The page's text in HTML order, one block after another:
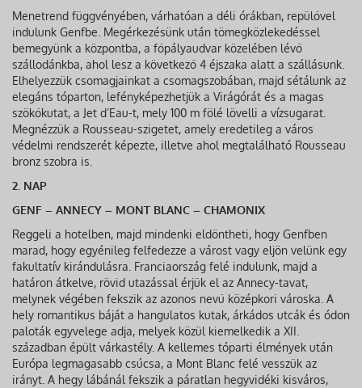
Menetrend függvényében, várhatóan a déli órákban, repülővel
indulunk Genfbe. Megérkezésünk után tömegközlekedéssel
bemegyünk a központba, a főpályaudvar közelében lévő
szállodánkba, ahol lesz a következő 4 éjszaka alatt a szállásunk.
Elhelyezzük csomagjainkat a csomagszobában, majd sétálunk az
elegáns tóparton, lefényképezhetjük a Virágórát és a magas
szökőkutat, a Jet d’Eau-t, mely 100 m fölé lövelli a vízsugarat.
Megnézzük a Rousseau-szigetet, amely eredetileg a város
védelmi rendszerét képezte, illetve ahol megtalálható Rousseau
bronz szobra is.
2. NAP
GENF – ANNECY – MONT BLANC – CHAMONIX
Reggeli a hotelben, majd mindenki eldöntheti, hogy Genfben
marad, hogy egyénileg felfedezze a várost vagy eljön velünk egy
fakultatív kirándulásra. Franciaország felé indulunk, majd a
határon átkelve, rövid utazással érjük el az Annecy-tavat,
melynek végében fekszik az azonos nevű középkori városka. A
hely romantikus báját a hangulatos kutak, árkádos utcák és ódon
paloták egyvelege adja, melyek közül kiemelkedik a XII.
században épült várkastély. A kellemes tóparti élmények után
Európa legmagasabb csúcsa, a Mont Blanc felé vesszük az
irányt. A hegy lábánál fekszik a páratlan hegyvidéki kisváros,